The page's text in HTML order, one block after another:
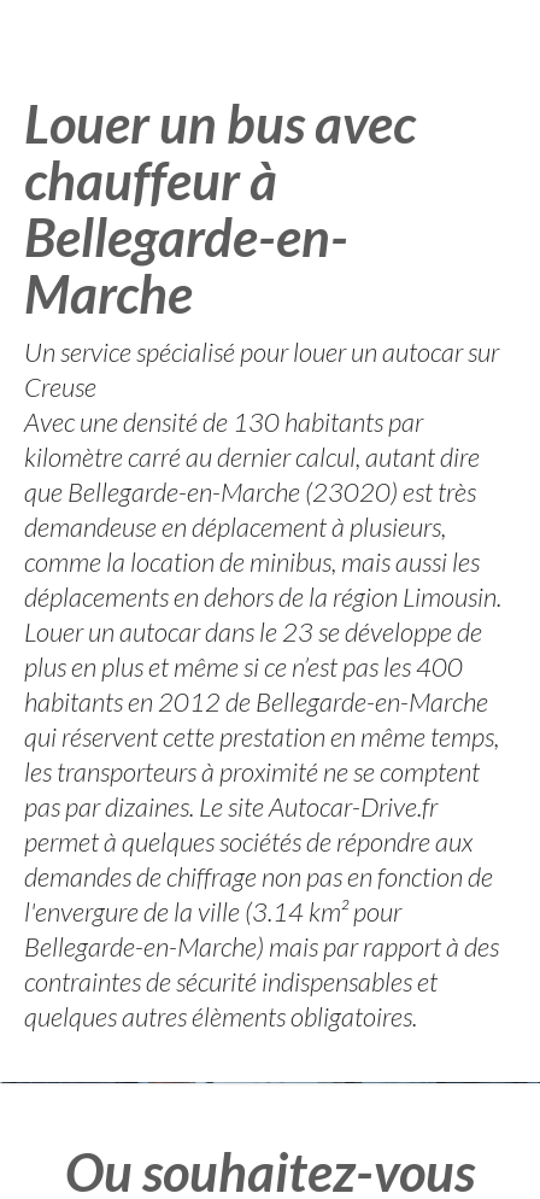
Louer un bus avec
chauffeur à
Bellegarde-en-
Marche
Un service spécialisé pour louer un autocar sur
Creuse
Avec une densité de 130 habitants par
kilomètre carré au dernier calcul, autant dire
que Bellegarde-en-Marche (23020) est très
demandeuse en déplacement à plusieurs,
comme la location de minibus, mais aussi les
déplacements en dehors de la région Limousin.
Louer un autocar dans le 23 se développe de
plus en plus et même si ce n’est pas les 400
habitants en 2012 de Bellegarde-en-Marche
qui réservent cette prestation en même temps,
les transporteurs à proximité ne se comptent
pas par dizaines. Le site Autocar-Drive.fr
permet à quelques sociétés de répondre aux
demandes de chiffrage non pas en fonction de
l'envergure de la ville (3.14 km² pour
Bellegarde-en-Marche) mais par rapport à des
contraintes de sécurité indispensables et
quelques autres élèments obligatoires.
Ou souhaitez-vous